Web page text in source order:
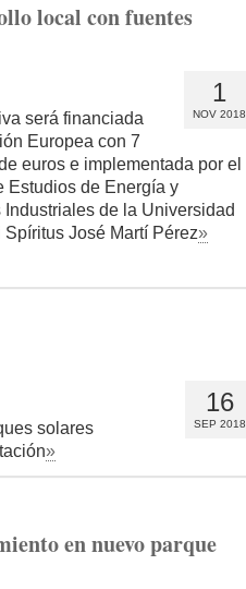
local con fuentes
1
NOV 2018
será financiada
Europea con 7
euros e implementada por el
Estudios de Energía y
Industriales de la Universidad
Spíritus José Martí Pérez»
16
SEP 2018
solares
»
en nuevo parque